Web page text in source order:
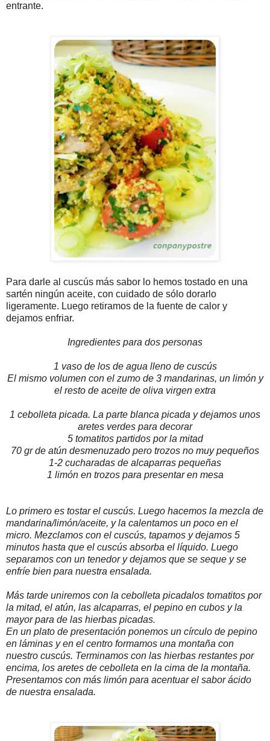
entrante.
Para darle al cuscús más sabor lo hemos tostado en una
sartén ningún aceite, con cuidado de sólo dorarlo
ligeramente. Luego retiramos de la fuente de calor y
dejamos enfriar.
Ingredientes para dos personas
1 vaso de los de agua lleno de cuscús
El mismo volumen con el zumo de 3 mandarinas, un limón y
el resto de aceite de oliva virgen extra
1 cebolleta picada. La parte blanca picada y dejamos unos
aretes verdes para decorar
5 tomatitos partidos por la mitad
70 gr de atún desmenuzado pero trozos no muy pequeños
1-2 cucharadas de alcaparras pequeñas
1 limón en trozos para presentar en mesa
Lo primero es tostar el cuscús. Luego hacemos la mezcla de
mandarina/limón/aceite, y la calentamos un poco en el
micro. Mezclamos con el cuscús, tapamos y dejamos 5
minutos hasta que el cuscús absorba el líquido. Luego
separamos con un tenedor y dejamos que se seque y se
enfríe bien para nuestra ensalada.
Más tarde uniremos con la cebolleta picadalos tomatitos por
la mitad, el atún, las alcaparras, el pepino en cubos y la
mayor para de las hierbas picadas.
En un plato de presentación ponemos un círculo de pepino
en láminas y en el centro formamos una montaña con
nuestro cuscús. Terminamos con las hierbas restantes por
encima, los aretes de cebolleta en la cima de la montaña.
Presentamos con más limón para acentuar el sabor ácido
de nuestra ensalada.